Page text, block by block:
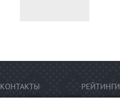
КОНТАКТЫ РЕЙТИНГИ